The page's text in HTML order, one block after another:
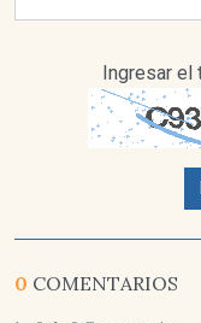
Ingresar
0 COMENTARIOS